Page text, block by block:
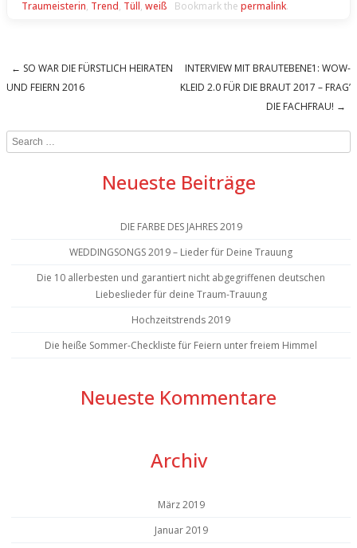
Traumeisterin, Trend, Tüll, weiß Bookmark the permalink.
Post navigation
← SO WAR DIE FÜRSTLICH HEIRATEN
UND FEIERN 2016
INTERVIEW MIT BRAUTEBENE1: WOW-
KLEID 2.0 FÜR DIE BRAUT 2017 – FRAG’
DIE FACHFRAU! →
Search
Neueste Beiträge
DIE FARBE DES JAHRES 2019
WEDDINGSONGS 2019 – Lieder für Deine Trauung
Die 10 allerbesten und garantiert nicht abgegriffenen deutschen
Liebeslieder für deine Traum-Trauung
Hochzeitstrends 2019
Die heiße Sommer-Checkliste für Feiern unter freiem Himmel
Neueste Kommentare
Archiv
März 2019
Januar 2019